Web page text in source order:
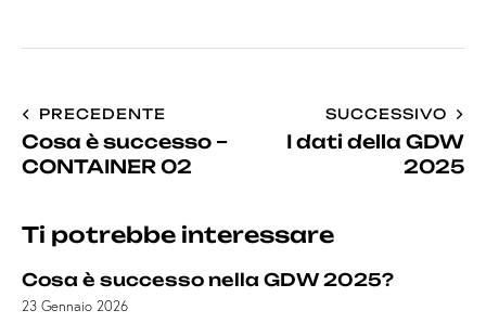
PRECEDENTE
Cosa è successo –
CONTAINER 02
SUCCESSIVO
I dati della GDW
2025
Ti potrebbe interessare
Cosa è successo nella GDW 2025?
23 Gennaio 2026